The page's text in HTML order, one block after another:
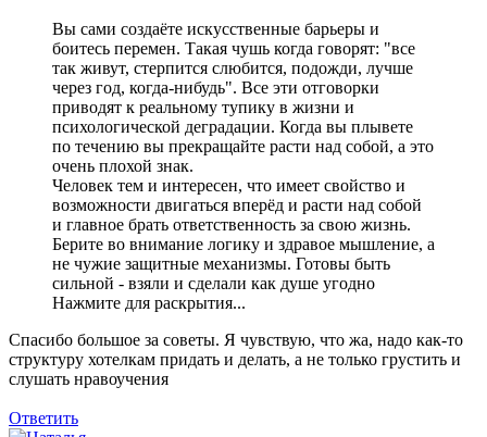
Вы сами создаёте искусственные барьеры и
боитесь перемен. Такая чушь когда говорят: "все
так живут, стерпится слюбится, подожди, лучше
через год, когда-нибудь". Все эти отговорки
приводят к реальному тупику в жизни и
психологической деградации. Когда вы плывете
по течению вы прекращайте расти над собой, а это
очень плохой знак.
Человек тем и интересен, что имеет свойство и
возможности двигаться вперёд и расти над собой
и главное брать ответственность за свою жизнь.
Берите во внимание логику и здравое мышление, а
не чужие защитные механизмы. Готовы быть
сильной - взяли и сделали как душе угодно
Нажмите для раскрытия...
Спасибо большое за советы. Я чувствую, что жа, надо как-то
структуру хотелкам придать и делать, а не только грустить и
слушать нравоучения
Ответить